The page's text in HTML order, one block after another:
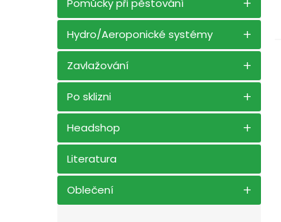
Pomůcky při pěstování
Hydro/Aeroponické systémy
Zavlažování
Po sklizni
Headshop
Literatura
Oblečení